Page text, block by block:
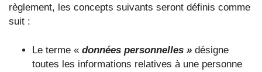
règlement, les concepts suivants seront définis comme
suit :
Le terme « données personnelles » désigne
toutes les informations relatives à une personne